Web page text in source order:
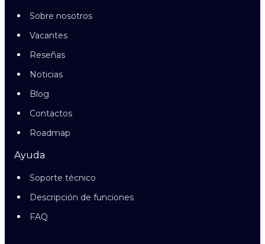
Sobre nosotros
Vacantes
Reseñas
Noticias
Blog
Contactos
Roadmap
Ayuda
Soporte técnico
Descripción de funciones
FAQ